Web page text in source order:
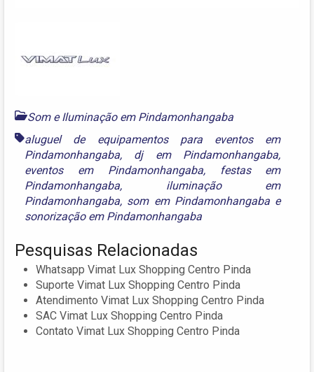
Som e Iluminação em Pindamonhangaba
aluguel de equipamentos para eventos em
Pindamonhangaba, dj em Pindamonhangaba,
eventos em Pindamonhangaba,
festas em
Pindamonhangaba, iluminação em
Pindamonhangaba, som em Pindamonhangaba e
sonorização em Pindamonhangaba
Pesquisas Relacionadas
Whatsapp Vimat Lux Shopping Centro Pinda
Suporte Vimat Lux Shopping Centro Pinda
Atendimento Vimat Lux Shopping Centro Pinda
SAC Vimat Lux Shopping Centro Pinda
Contato Vimat Lux Shopping Centro Pinda